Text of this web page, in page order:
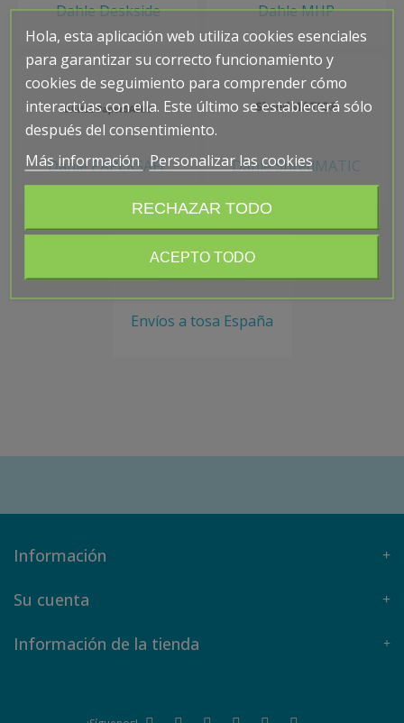
Dahle Deskside Dahle MHP
Dahle PAPERSAFE Dahle ShredMATIC
Envíos a tosa España
Información
Su cuenta
Información de la tienda
Hola, esta aplicación web utiliza cookies esenciales
para garantizar su correcto funcionamiento y
cookies de seguimiento para comprender cómo
interactúas con ella. Este último se establecerá sólo
después del consentimiento.
Más información Personalizar las cookies
RECHAZAR TODO
ACEPTO TODO